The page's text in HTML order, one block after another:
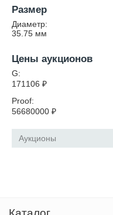
Размер
Диаметр:
35.75 мм
Цены аукционов
G:
171106 ₽
Proof:
56680000 ₽
Аукционы